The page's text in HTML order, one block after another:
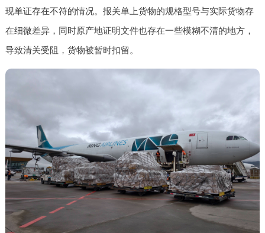
现单证存在不符的情况。报关单上货物的规格型号与实际货物存
在细微差异，同时原产地证明文件也存在一些模糊不清的地方，
导致清关受阻，货物被暂时扣留。